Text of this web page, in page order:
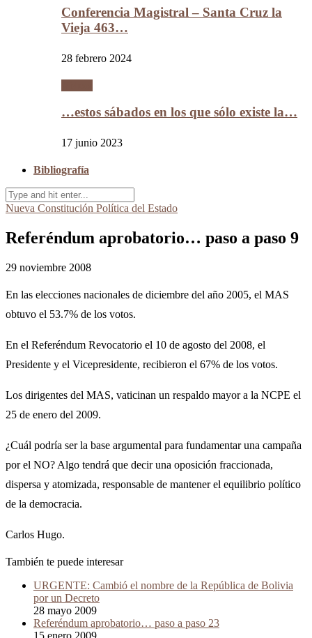
Conferencia Magistral – Santa Cruz la
Vieja 463…
28 febrero 2024
…estos sábados en los que sólo existe la…
17 junio 2023
Bibliografía
Nueva Constitución Política del Estado
Referéndum aprobatorio… paso a paso 9
29 noviembre 2008
En las elecciones nacionales de diciembre del año 2005, el MAS
obtuvo el 53.7% de los votos.
En el Referéndum Revocatorio el 10 de agosto del 2008, el
Presidente y el Vicepresidente, recibieron el 67% de los votos.
Los dirigentes del MAS, vaticinan un respaldo mayor a la NCPE el
25 de enero del 2009.
¿Cuál podría ser la base argumental para fundamentar una campaña
por el NO? Algo tendrá que decir una oposición fraccionada,
dispersa y atomizada, responsable de mantener el equilibrio político
de la democracia.
Carlos Hugo.
También te puede interesar
URGENTE: Cambió el nombre de la República de Bolivia
por un Decreto
28 mayo 2009
Referéndum aprobatorio… paso a paso 23
15 enero 2009